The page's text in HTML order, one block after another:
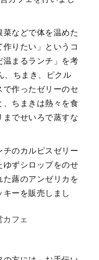
などで体を温めた
りたい」というコ
温まるランチ」を考
、ちまき、ピクル
作ったゼリーのセ
、ちまきは熱々を食
でせいろで蒸すな
のカルピスゼリー
ゆずシロップをのせ
蕗のアンゼリカを
ーを販売しまし